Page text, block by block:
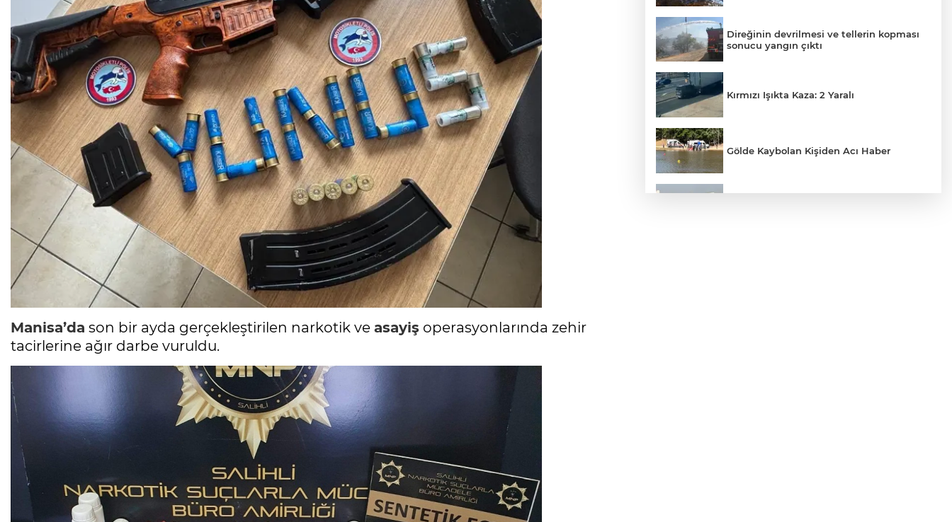
Manisa’da son bir ayda gerçekleştirilen narkotik ve asayiş operasyonlarında zehir
tacirlerine ağır darbe vuruldu.
Direğinin devrilmesi ve tellerin kopması
sonucu yangın çıktı
Kırmızı Işıkta Kaza: 2 Yaralı
Gölde Kaybolan Kişiden Acı Haber